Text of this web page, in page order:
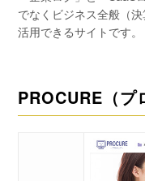
でなくビジネス全般（
活用できるサイトです。
PROCURE（プ